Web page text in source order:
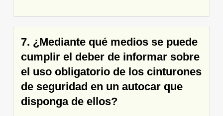
7. ¿Mediante qué medios se puede
cumplir el deber de informar sobre
el uso obligatorio de los cinturones
de seguridad en un autocar que
disponga de ellos?